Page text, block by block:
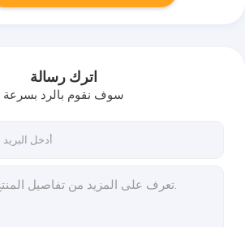
اترك رسالة
سوف نقوم بالرد بسرعة